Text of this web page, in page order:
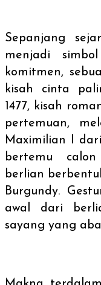
Sepanjang
menjadi
komitmen,
kisah cinta
1477, kisah
pertemuan,
Maximilian I
bertemu
berlian
Burgundy.
awal dari
sayang yang